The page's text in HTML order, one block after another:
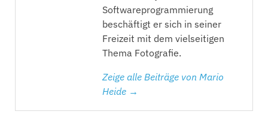
Softwareprogrammierung
beschäftigt er sich in seiner
Freizeit mit dem vielseitigen
Thema Fotografie.
Zeige alle Beiträge von Mario
Heide →